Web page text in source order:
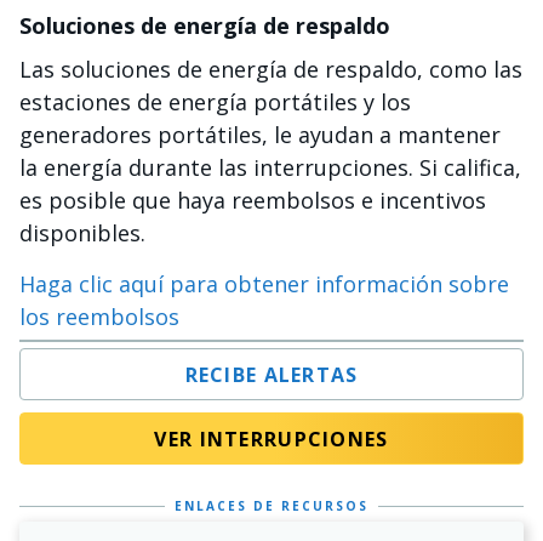
Soluciones de energía de respaldo
Las soluciones de energía de respaldo, como las
estaciones de energía portátiles y los
generadores portátiles, le ayudan a mantener
la energía durante las interrupciones. Si califica,
es posible que haya reembolsos e incentivos
disponibles.
Haga clic aquí para obtener información sobre
los reembolsos
RECIBE ALERTAS
VER INTERRUPCIONES
ENLACES DE RECURSOS